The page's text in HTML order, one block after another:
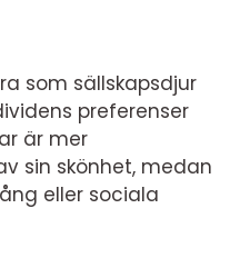
som sällskapsdjur
preferenser
är mer
sin skönhet, medan
eller sociala